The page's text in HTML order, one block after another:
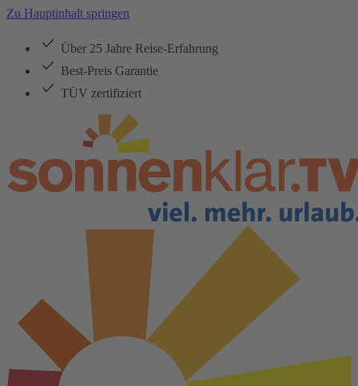
Zu Hauptinhalt springen
Über 25 Jahre Reise-Erfahrung
Best-Preis Garantie
TÜV zertifiziert